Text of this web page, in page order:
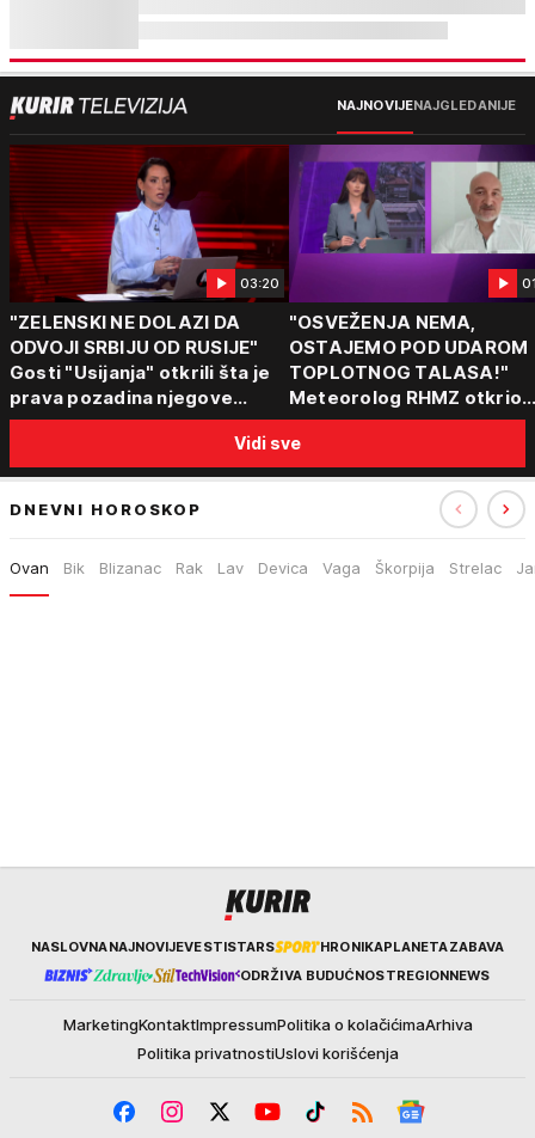
NAJNOVIJENAJGLEDANIJE
03:20
"ZELENSKI NE DOLAZI DA
ODVOJI SRBIJU OD RUSIJE"
Gosti "Usijanja" otkrili šta je
prava pozadina njegove
posete Beogradu
"OSVEŽENJA NEMA,
OSTAJEMO POD UDAROM
TOPLOTNOG TALASA!"
Meteorolog RHMZ otkrio
kakvo vreme nas čeka do
kraja avgusta
Vidi sve
DNEVNI HOROSKOP
Ovan Bik Blizanac Rak Lav Devica Vaga Škorpija Strelac
KurirNASLOVNANAJNOVIJEVESTISTARS HRONIKAPLANETAZABAVA
ODRŽIVA BUDUĆNOSTREGIONNEWS
MarketingKontaktImpressumPolitika o kolačićimaArhiva
Politika privatnostiUslovi korišćenja